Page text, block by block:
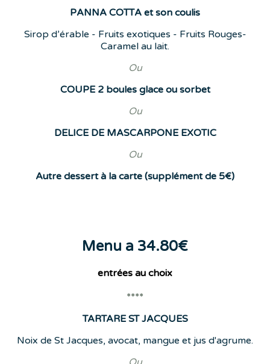
PANNA COTTA et son coulis
Sirop d’érable - Fruits exotiques - Fruits Rouges-
Caramel au lait.
Ou
COUPE 2 boules glace ou sorbet
Ou
DELICE DE MASCARPONE EXOTIC
Ou
Autre dessert à la carte (supplément de 5€)
Menu a 34.80€
entrées au choix
****
TARTARE ST JACQUES
Noix de St Jacques, avocat, mangue et jus d'agrume.